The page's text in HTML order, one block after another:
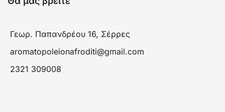
Γεωρ. Παπανδρέου 16, Σέρρες
aromatopoleionafroditi@gmail.com
2321 309008